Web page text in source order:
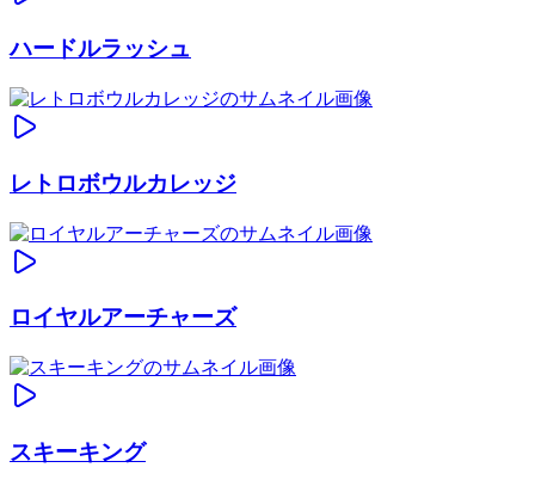
ハードルラッシュ
レトロボウルカレッジ
ロイヤルアーチャーズ
スキーキング